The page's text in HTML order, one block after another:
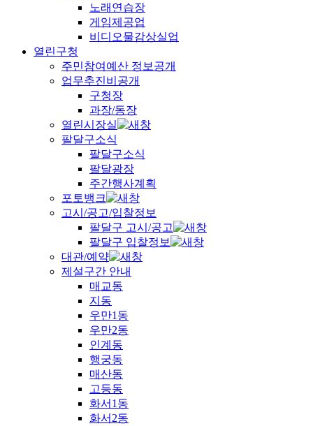
노래연습장
게임제공업
비디오물감상실업
열린구청
주민참여예산 정보공개
업무추진비공개
구청장
과장/동장
열린시장실
팔달구소식
팔달구소식
팔달광장
주간행사계획
포토뱅크
고시/공고/입찰정보
팔달구 고시/공고
팔달구 입찰정보
대관/예약
제설구간 안내
매교동
지동
우만1동
우만2동
인계동
행궁동
매산동
고등동
화서1동
화서2동